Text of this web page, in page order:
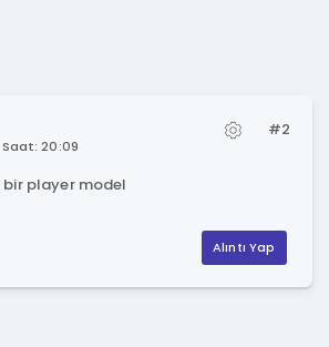
20:09
#2
player model
Alıntı Yap